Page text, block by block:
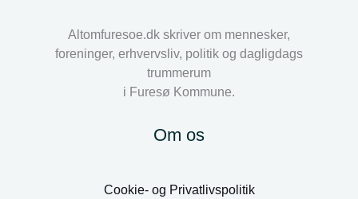
Altomfuresoe.dk skriver om mennesker,
foreninger, erhvervsliv, politik og dagligdags
trummerum
i Furesø Kommune.
Om os
Cookie- og Privatlivspolitik